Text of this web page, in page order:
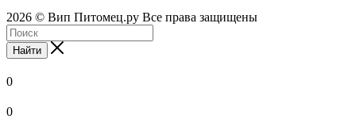
2026 © Вип Питомец.ру Все права защищены
Найти
0
0